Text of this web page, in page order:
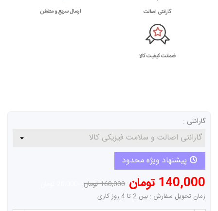
گارانتی اصالت ارسال سریع و مطمئن
ضمانت کیفیت کالا
گارانتی :
پیشنهاد ویژه محدود
140,000 تومان 160,000 تومان
زمان تحویل سفارش : بین 2 تا 4 روز کاری